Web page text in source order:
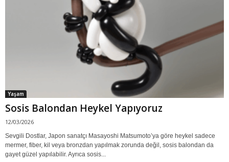
Yaşam
Sosis Balondan Heykel Yapıyoruz
12/03/2026
Sevgili Dostlar, Japon sanatçı Masayoshi Matsumoto’ya göre heykel sadece
mermer, fiber, kil veya bronzdan yapılmak zorunda değil, sosis balondan da
gayet güzel yapılabilir. Ayrıca sosis...